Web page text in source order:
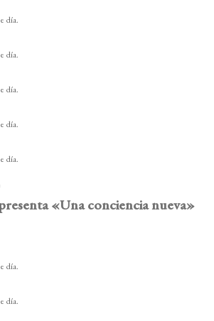
día.
día.
día.
día.
día.
«Una conciencia nueva»
día.
día.